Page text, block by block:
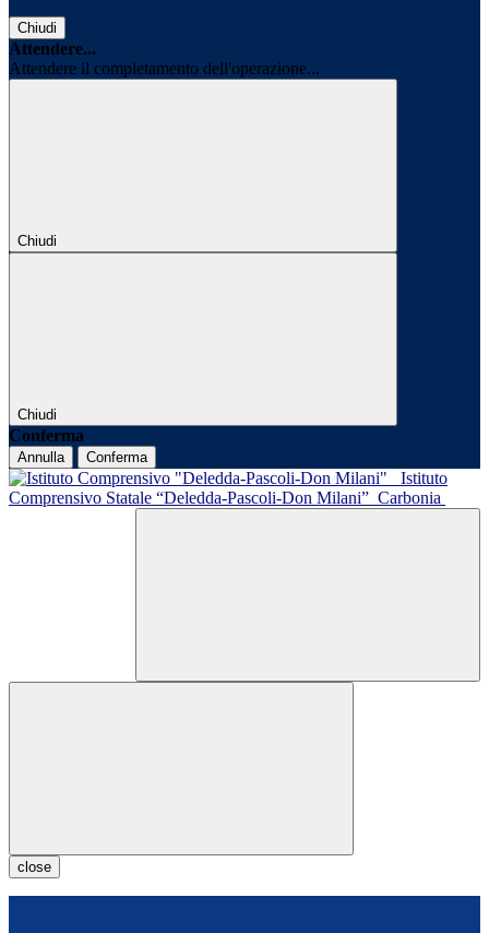
Chiudi
Attendere...
Attendere il completamento dell'operazione...
Chiudi
Chiudi
Conferma
Annulla Conferma
Istituto
Comprensivo Statale “Deledda-Pascoli-Don Milani” Carbonia
close